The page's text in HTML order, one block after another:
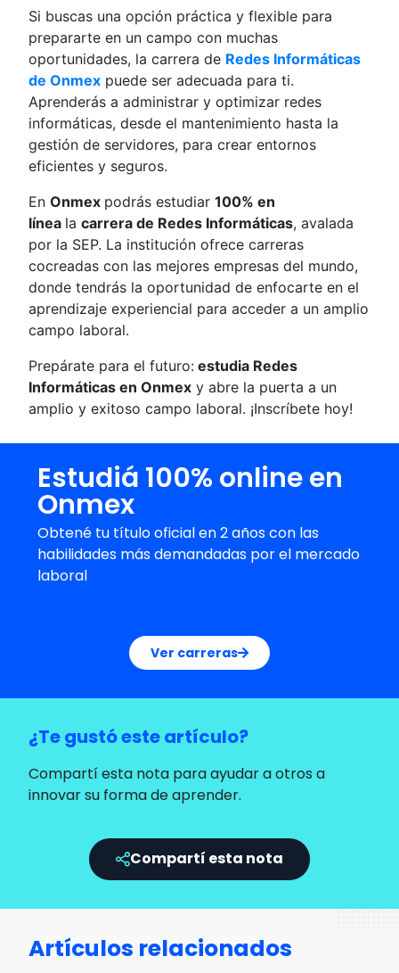
Si buscas una opción práctica y flexible para
prepararte en un campo con muchas
oportunidades, la carrera de Redes Informáticas
de Onmex puede ser adecuada para ti.
Aprenderás a administrar y optimizar redes
informáticas, desde el mantenimiento hasta la
gestión de servidores, para crear entornos
eficientes y seguros.
EnOnmex podrás estudiar100% en
línea lacarrera de Redes Informáticas, avalada
por la SEP. La institución ofrece carreras
cocreadas con las mejores empresas del mundo,
donde tendrás la oportunidad de enfocarte en el
aprendizaje experiencial para acceder a un amplio
campo laboral.
Prepárate para el futuro: estudia Redes
Informáticas en Onmex y abre la puerta a un
amplio y exitoso campo laboral. ¡Inscríbete hoy!
Estudiá 100% online en
Onmex
Obtené tu título oficial en 2 años con las
habilidades más demandadas por el mercado
laboral
Ver carreras
¿Te gustó este artículo?
Compartí esta nota para ayudar a otros a
innovar su forma de aprender.
Compartí esta nota
Artículos relacionados